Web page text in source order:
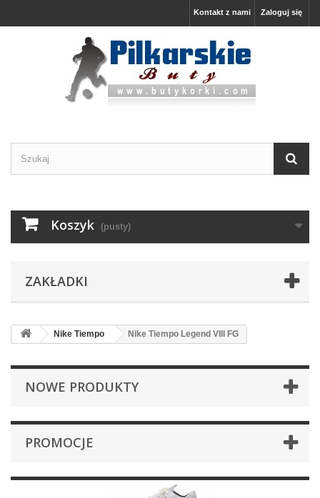
Zaloguj się
Kontakt z nami
Koszyk (pusty)
ZAKŁADKI
Nike Tiempo Nike Tiempo Legend VIII FG
NOWE PRODUKTY
PROMOCJE